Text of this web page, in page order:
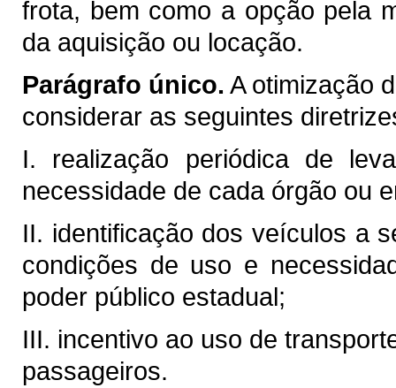
frota, bem como a opção pela
da aquisição ou locação.
Parágrafo único. A otimização
considerar as seguintes
I. realização periódica de
necessidade de cada órgão ou
II. identificação dos veículos a
condições de uso e
poder público estadual;
III. incentivo ao uso de
passageiros.